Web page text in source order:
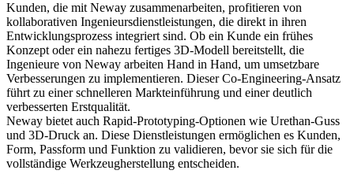
Kunden, die mit Neway zusammenarbeiten, profitieren von
kollaborativen Ingenieursdienstleistungen, die direkt in ihren
Entwicklungsprozess integriert sind. Ob ein Kunde ein frühes
Konzept oder ein nahezu fertiges 3D-Modell bereitstellt, die
Ingenieure von Neway arbeiten Hand in Hand, um umsetzbare
Verbesserungen zu implementieren. Dieser Co-Engineering-Ansatz
führt zu einer schnelleren Markteinführung und einer deutlich
verbesserten Erstqualität.
Neway bietet auch Rapid-Prototyping-Optionen wie Urethan-Guss
und 3D-Druck an. Diese Dienstleistungen ermöglichen es Kunden,
Form, Passform und Funktion zu validieren, bevor sie sich für die
vollständige Werkzeugherstellung entscheiden.